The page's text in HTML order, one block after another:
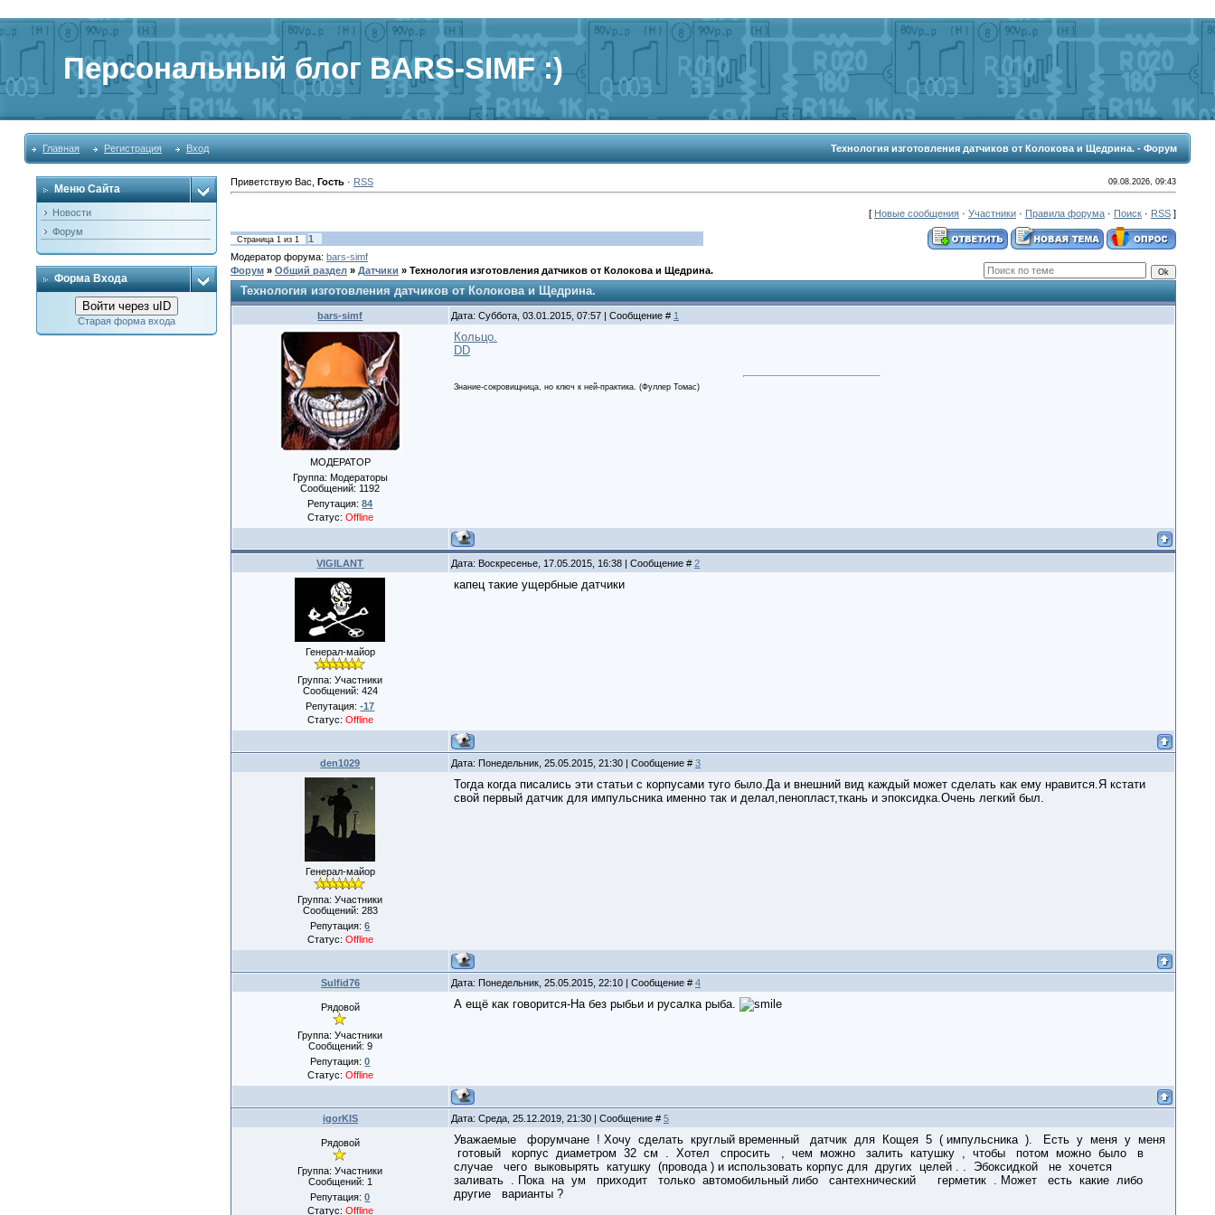
Персональный блог BARS-SIMF :)
Главная Регистрация Вход Технология изготовления датчиков от Колокова и Щедрина. - Форум
Меню Сайта
Новости
Форум
Форма Входа
Войти через uID
Старая форма входа
Приветствую Вас Гость· RSS 09.08.2026, 09:43
[ Новые сообщения· Участники· Правила форума· Поиск· RSS]
Страница 1 из 1
1
Модератор форума: bars-simf
Форум » Общий раздел » Датчики » Технология изготовления датчиков от Колокова и Щедрина.
Технология изготовления датчиков от Колокова и Щедрина.
bars-simf Дата: Суббота, 03.01.2015, 07:57 | Сообщение # 1
МОДЕРАТОР
Группа: Модераторы
Сообщений: 1192
Репутация:84
Статус: Offline
Кольцо.
DD
Знание-сокровищница, но ключ к ней-практика. (Фуллер Томас)
VIGILANT Дата: Воскресенье, 17.05.2015, 16:38 | Сообщение # 2
Генерал-майор
Группа: Участники
Сообщений: 424
Репутация:-17
Статус: Offline
капец такие ущербные датчики
den1029 Дата: Понедельник, 25.05.2015, 21:30 | Сообщение # 3
Генерал-майор
Группа: Участники
Сообщений: 283
Репутация:6
Статус: Offline
Тогда когда писались эти статьи с корпусами туго было.Да и внешний вид каждый может сделать как ему нравится.Я кстати
свой первый датчик для импульсника именно так и делал,пенопласт,ткань и эпоксидка.Очень легкий был.
Sulfid76 Дата: Понедельник, 25.05.2015, 22:10 | Сообщение # 4
Рядовой
Группа: Участники
Сообщений: 9
Репутация:0
Статус: Offline
А ещё как говорится-На без рыбьи и русалка рыба.
igorKIS Дата: Среда, 25.12.2019, 21:30 | Сообщение # 5
Рядовой
Группа: Участники
Сообщений: 1
Репутация:0
Статус: Offline
Уважаемые форумчане ! Хочу сделать круглый временный датчик для Кощея 5 ( импульсника ). Есть у меня у меня
готовый корпус диаметром 32 см . Хотел спросить , чем можно залить катушку , чтобы потом можно было в
случае чего выковырять катушку (провода ) и использовать корпус для других целей . . Эбоксидкой не хочется
заливать . Пока на ум приходит только автомобильный либо сантехнический герметик . Может есть какие либо
другие варианты ?